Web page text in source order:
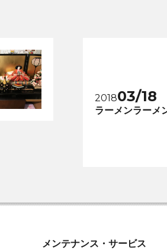
201803/18
ラーメンラーメ
メンテナンス・サービス